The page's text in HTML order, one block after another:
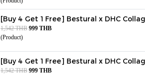
[Buy 4 Get 1 Free] Bestural x DHC
1,542 THB 999 THB
(Product)
[Buy 4 Get 1 Free] Bestural x DHC
1,542 THB 999 THB